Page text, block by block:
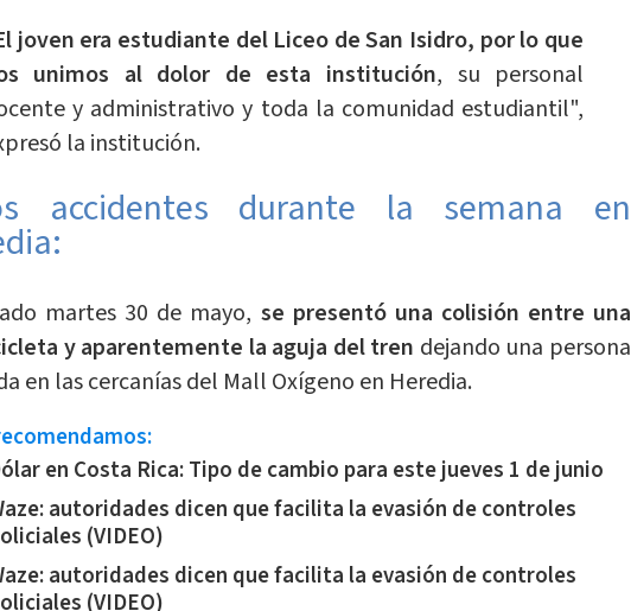
joven era estudiante del Liceo de San Isidro, por lo que
unimos al dolor de esta institución, su personal
y administrativo y toda la comunidad estudiantil",
la institución.
accidentes durante la semana en
martes 30 de mayo, se presentó una colisión entre una
y aparentemente la aguja del tren dejando una persona
en las cercanías del Mall Oxígeno en Heredia.
en Costa Rica: Tipo de cambio para este jueves 1 de junio
autoridades dicen que facilita la evasión de controles
(VIDEO)
autoridades dicen que facilita la evasión de controles
(VIDEO)